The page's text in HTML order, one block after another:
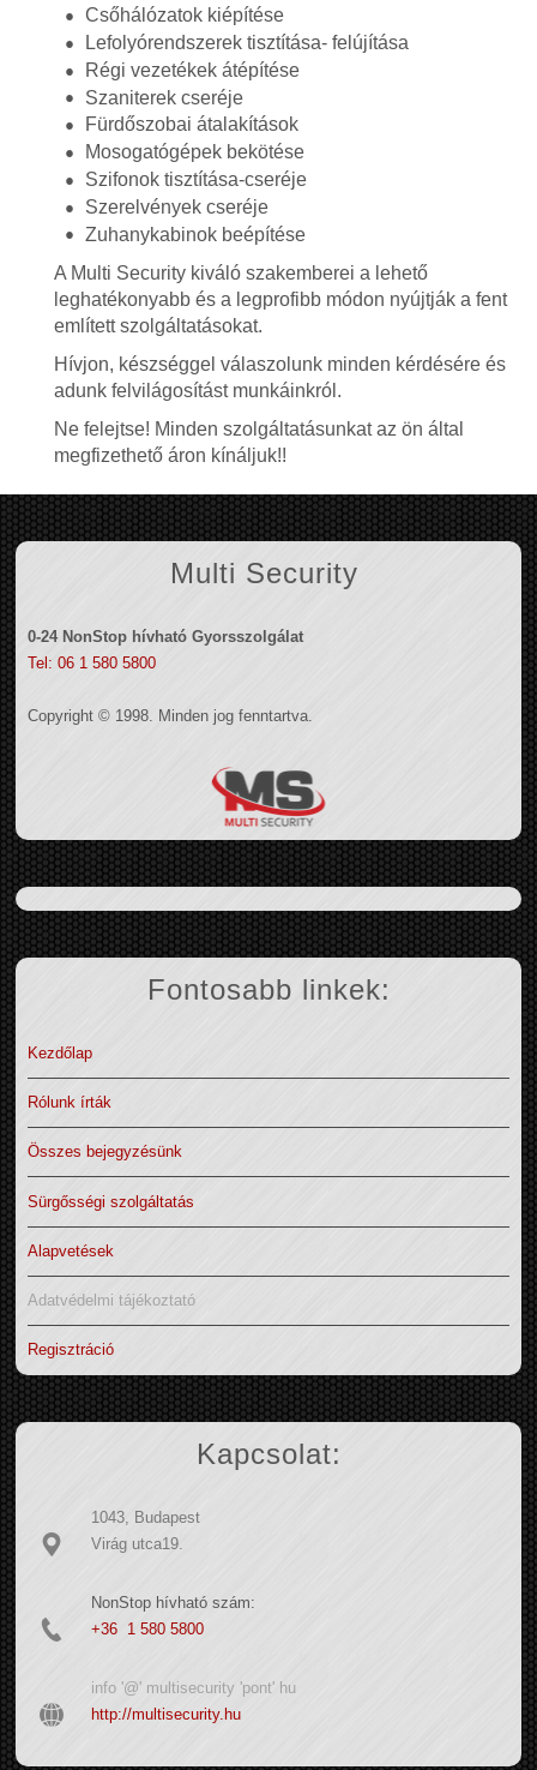
Csőhálózatok kiépítése
Lefolyórendszerek tisztítása- felújítása
Régi vezetékek átépítése
Szaniterek cseréje
Fürdőszobai átalakítások
Mosogatógépek bekötése
Szifonok tisztítása-cseréje
Szerelvények cseréje
Zuhanykabinok beépítése
A Multi Security kiváló szakemberei a lehető
leghatékonyabb és a legprofibb módon nyújtják a fent
említett szolgáltatásokat.
Hívjon, készséggel válaszolunk minden kérdésére és
adunk felvilágosítást munkáinkról.
Ne felejtse! Minden szolgáltatásunkat az ön által
megfizethető áron kínáljuk!!
Multi Security
0-24 NonStop hívható Gyorsszolgálat
Tel: 06 1 580 5800
Copyright © 1998. Minden jog fenntartva.
Fontosabb linkek:
Kezdőlap
Rólunk írták
Összes bejegyzésünk
Sürgősségi szolgáltatás
Alapvetések
Adatvédelmi tájékoztató
Regisztráció
Kapcsolat:
1043, Budapest
Virág utca19.
NonStop hívható szám:
+36 1 580 5800
info '@' multisecurity 'pont' hu
http://multisecurity.hu